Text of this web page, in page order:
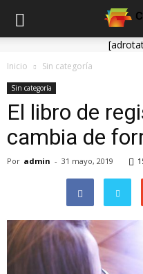
Inicio Sin categoría
Sin categoría
El libro de
cambia de
Por admin - 31 mayo, 2019